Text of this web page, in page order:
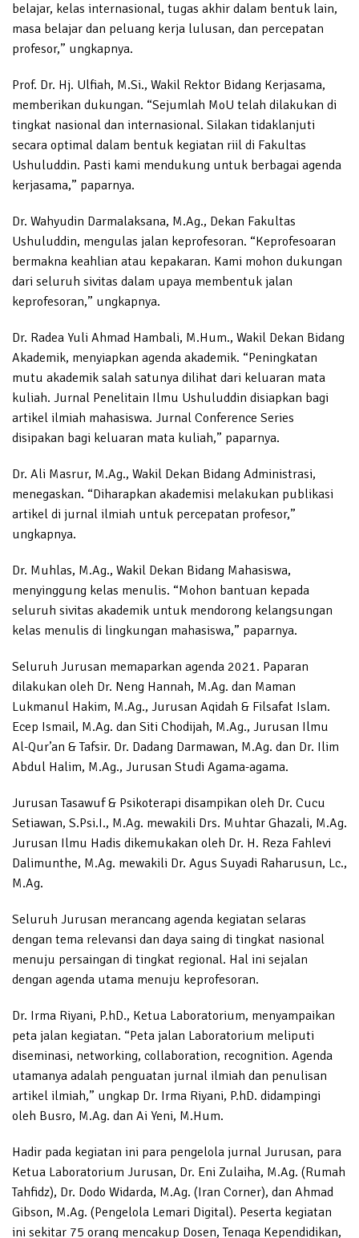
belajar, kelas internasional, tugas akhir dalam bentuk lain,
masa belajar dan peluang kerja lulusan, dan percepatan
profesor,” ungkapnya.
Prof. Dr. Hj. Ulfiah, M.Si., Wakil Rektor Bidang Kerjasama,
memberikan dukungan. “Sejumlah MoU telah dilakukan di
tingkat nasional dan internasional. Silakan tidaklanjuti
secara optimal dalam bentuk kegiatan riil di Fakultas
Ushuluddin. Pasti kami mendukung untuk berbagai agenda
kerjasama,” paparnya.
Dr. Wahyudin Darmalaksana, M.Ag., Dekan Fakultas
Ushuluddin, mengulas jalan keprofesoran. “Keprofesoaran
bermakna keahlian atau kepakaran. Kami mohon dukungan
dari seluruh sivitas dalam upaya membentuk jalan
keprofesoran,” ungkapnya.
Dr. Radea Yuli Ahmad Hambali, M.Hum., Wakil Dekan Bidang
Akademik, menyiapkan agenda akademik. “Peningkatan
mutu akademik salah satunya dilihat dari keluaran mata
kuliah. Jurnal Penelitain Ilmu Ushuluddin disiapkan bagi
artikel ilmiah mahasiswa. Jurnal Conference Series
disipakan bagi keluaran mata kuliah,” paparnya.
Dr. Ali Masrur, M.Ag., Wakil Dekan Bidang Administrasi,
menegaskan. “Diharapkan akademisi melakukan publikasi
artikel di jurnal ilmiah untuk percepatan profesor,”
ungkapnya.
Dr. Muhlas, M.Ag., Wakil Dekan Bidang Mahasiswa,
menyinggung kelas menulis. “Mohon bantuan kepada
seluruh sivitas akademik untuk mendorong kelangsungan
kelas menulis di lingkungan mahasiswa,” paparnya.
Seluruh Jurusan memaparkan agenda 2021. Paparan
dilakukan oleh Dr. Neng Hannah, M.Ag. dan Maman
Lukmanul Hakim, M.Ag., Jurusan Aqidah & Filsafat Islam.
Ecep Ismail, M.Ag. dan Siti Chodijah, M.Ag., Jurusan Ilmu
Al-Qur’an & Tafsir. Dr. Dadang Darmawan, M.Ag. dan Dr. Ilim
Abdul Halim, M.Ag., Jurusan Studi Agama-agama.
Jurusan Tasawuf & Psikoterapi disampikan oleh Dr. Cucu
Setiawan, S.Psi.I., M.Ag. mewakili Drs. Muhtar Ghazali, M.Ag.
Jurusan Ilmu Hadis dikemukakan oleh Dr. H. Reza Fahlevi
Dalimunthe, M.Ag. mewakili Dr. Agus Suyadi Raharusun, Lc.,
M.Ag.
Seluruh Jurusan merancang agenda kegiatan selaras
dengan tema relevansi dan daya saing di tingkat nasional
menuju persaingan di tingkat regional. Hal ini sejalan
dengan agenda utama menuju keprofesoran.
Dr. Irma Riyani, P.hD., Ketua Laboratorium, menyampaikan
peta jalan kegiatan. “Peta jalan Laboratorium meliputi
diseminasi, networking, collaboration, recognition. Agenda
utamanya adalah penguatan jurnal ilmiah dan penulisan
artikel ilmiah,” ungkap Dr. Irma Riyani, P.hD. didampingi
oleh Busro, M.Ag. dan Ai Yeni, M.Hum.
Hadir pada kegiatan ini para pengelola jurnal Jurusan, para
Ketua Laboratorium Jurusan, Dr. Eni Zulaiha, M.Ag. (Rumah
Tahfidz), Dr. Dodo Widarda, M.Ag. (Iran Corner), dan Ahmad
Gibson, M.Ag. (Pengelola Lemari Digital). Peserta kegiatan
ini sekitar 75 orang mencakup Dosen, Tenaga Kependidikan,